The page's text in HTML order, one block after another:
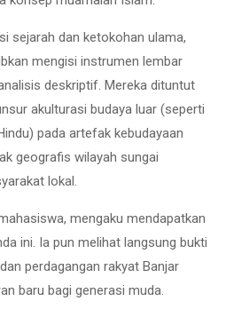
sejarah dan ketokohan ulama,
mengisi instrumen lembar
deskriptif. Mereka dituntut
akulturasi budaya luar (seperti
pada artefak kebudayaan
geografis wilayah sungai
lokal.
mengaku mendapatkan
ini. Ia pun melihat langsung bukti
perdagangan rakyat Banjar
baru bagi generasi muda.